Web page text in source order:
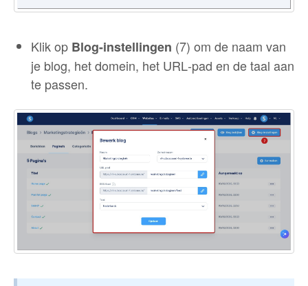
Klik op Blog-instellingen (7) om de naam van
je blog, het domein, het URL‑pad en de taal aan
te passen.